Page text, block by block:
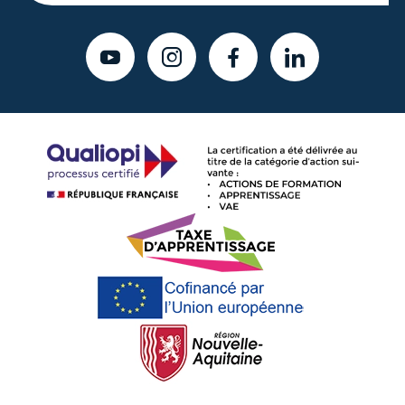
YOUTUBEINSTAGRAMFACEBOOKLINKEDIN